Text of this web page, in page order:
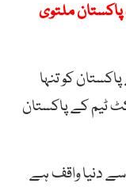
پاکستان ملتوی
کو تنہا
ٹیم کے پاکستان
دنیا واقف ہے